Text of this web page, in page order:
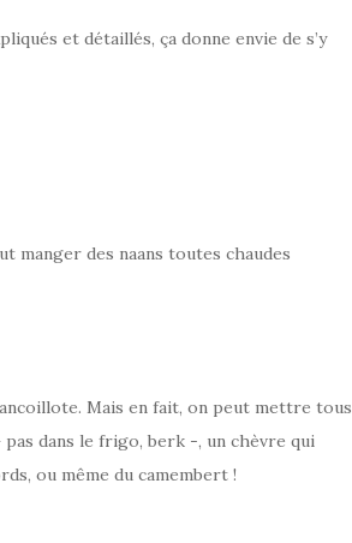
et détaillés, ça donne envie de s’y
manger des naans toutes chaudes
Mais en fait, on peut mettre tous
dans le frigo, berk -, un chèvre qui
ou même du camembert !